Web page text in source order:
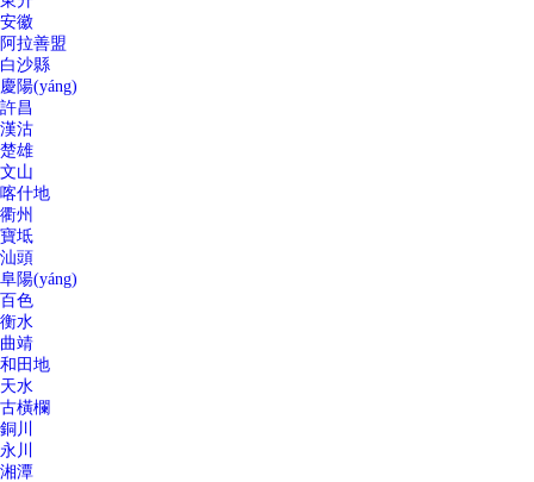
安徽
阿拉善盟
白沙縣
慶陽(yáng)
許昌
漢沽
楚雄
文山
喀什地
衢州
寶坻
汕頭
阜陽(yáng)
百色
衡水
曲靖
和田地
天水
古橫欄
銅川
永川
湘潭